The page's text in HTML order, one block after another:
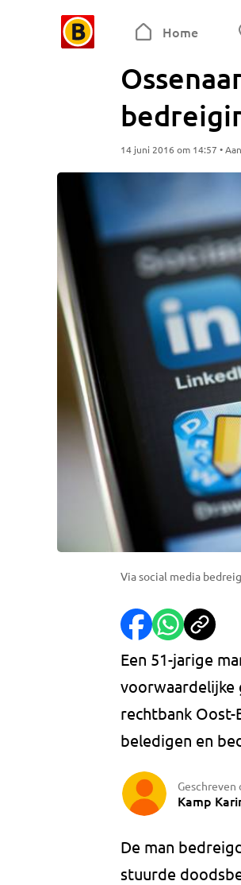
Home
14 juni 2016 om 14:57 •
Via social media
Een 51-jarige
voorwaardelijke
rechtbank
beledigen en
Geschreven
Kamp
De man
stuurde